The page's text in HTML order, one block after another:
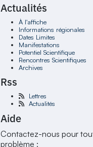
Actualités
À l'affiche
Informations régionales
Dates Limites
Manifestations
Potentiel Scientifique
Rencontres Scientifiques
Archives
Rss
Lettres
Actualités
Aide
Contactez-nous pour
problème :